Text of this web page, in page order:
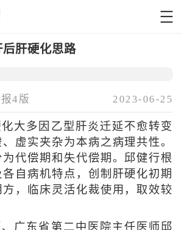
肝硬化思路
4版 2023-06-25
大多因乙型肝炎迁延不愈转变
虚实夹杂为本病之病理共性。
代偿期和失代偿期。邱健行根
自病机特点，创制肝硬化初期
，临床灵活化裁使用，取效较
广东省第二中医院主任医师邱